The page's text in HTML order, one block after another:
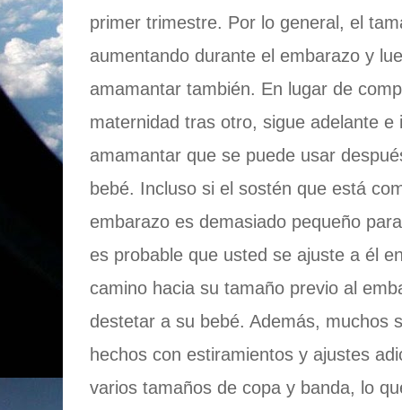
primer trimestre. Por lo general, el
aumentando durante el embarazo y
amamantar también. En lugar de
maternidad tras otro, sigue adelante
amamantar que se puede usar
bebé. Incluso si el sostén que está
embarazo es demasiado pequeño
es probable que usted se ajuste a él
camino hacia su tamaño previo al
destetar a su bebé. Además, muchos
hechos con estiramientos y ajustes
varios tamaños de copa y banda, lo